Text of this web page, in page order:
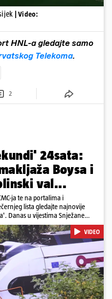
| Video:
HNL-a gledajte samo
Telekoma.
2
24sata:
Boysa i
val...
ja te na portalima i
lista gledajte najnovije
Danas u vijestima Snježane
kolodvora Sveti Ivan Žabno i
Torcide, prijeti nestašica vode
videa...
VIDEO